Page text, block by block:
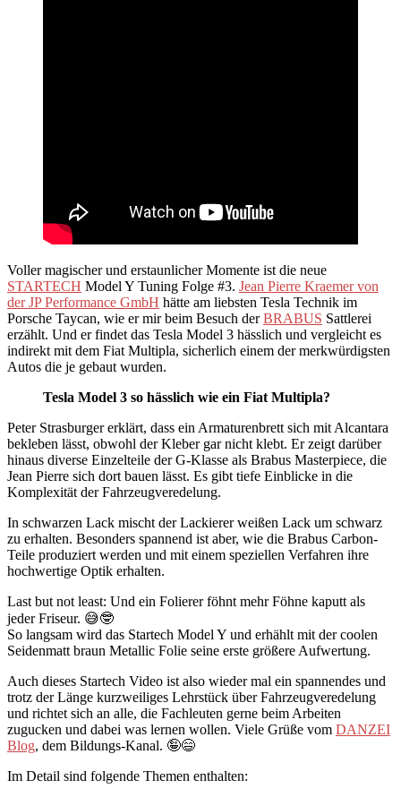
Voller magischer und erstaunlicher Momente ist die neue
STARTECH Model Y Tuning Folge #3. Jean Pierre Kraemer von
der JP Performance GmbH hätte am liebsten Tesla Technik im
Porsche Taycan, wie er mir beim Besuch derBRABUS Sattlerei
erzählt. Und er findet das Tesla Model 3 hässlich und vergleicht es
indirekt mit dem Fiat Multipla, sicherlich einem der merkwürdigsten
Autos die je gebaut wurden.
Tesla Model 3 so hässlich wie ein Fiat Multipla?
Peter Strasburger erklärt, dass ein Armaturenbrett sich mit Alcantara
bekleben lässt, obwohl der Kleber gar nicht klebt. Er zeigt darüber
hinaus diverse Einzelteile der G-Klasse als Brabus Masterpiece, die
Jean Pierre sich dort bauen lässt. Es gibt tiefe Einblicke in die
Komplexität der Fahrzeugveredelung.
In schwarzen Lack mischt der Lackierer weißen Lack um schwarz
zu erhalten. Besonders spannend ist aber, wie die Brabus Carbon-
Teile produziert werden und mit einem speziellen Verfahren ihre
hochwertige Optik erhalten.
Last but not least: Und ein Folierer föhnt mehr Föhne kaputt als
jeder Friseur. 😅🤓
So langsam wird das Startech Model Y und erhählt mit der coolen
Seidenmatt braun Metallic Folie seine erste größere Aufwertung.
Auch dieses Startech Video ist also wieder mal ein spannendes und
trotz der Länge kurzweiliges Lehrstück über Fahrzeugveredelung
und richtet sich an alle, die Fachleuten gerne beim Arbeiten
zugucken und dabei was lernen wollen. Viele Grüße vom DANZEI
Blog, dem Bildungs-Kanal. 🤪😄
Im Detail sind folgende Themen enthalten: